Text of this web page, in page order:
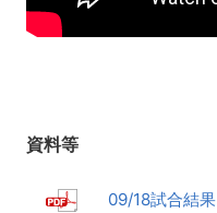
資料等
09/18試合結果